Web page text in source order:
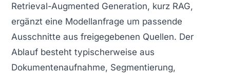
Retrieval-Augmented Generation, kurz RAG,
ergänzt eine Modellanfrage um passende
Ausschnitte aus freigegebenen Quellen. Der
Ablauf besteht typischerweise aus
Dokumentenaufnahme, Segmentierung,